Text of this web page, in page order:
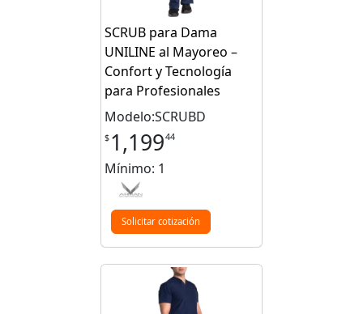
SCRUB para Dama
UNILINE al Mayoreo –
Confort y Tecnología
para Profesionales
Modelo:SCRUBD
$ 1,19944
Mínimo: 1
Solicitar cotización